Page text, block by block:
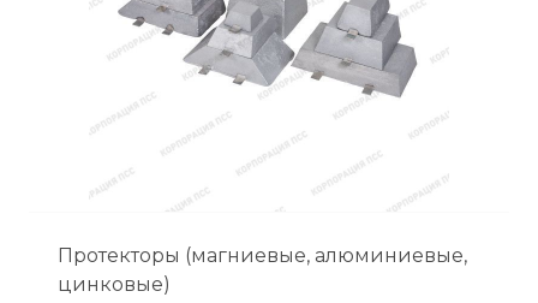
Протекторы (магниевые, алюминиевые,
цинковые)